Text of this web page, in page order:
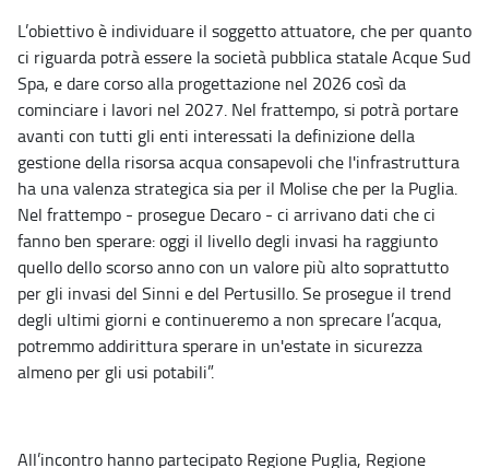
L’obiettivo è individuare il soggetto attuatore, che per quanto
ci riguarda potrà essere la società pubblica statale Acque Sud
Spa, e dare corso alla progettazione nel 2026 così da
cominciare i lavori nel 2027. Nel frattempo, si potrà portare
avanti con tutti gli enti interessati la definizione della
gestione della risorsa acqua consapevoli che l'infrastruttura
ha una valenza strategica sia per il Molise che per la Puglia.
Nel frattempo - prosegue Decaro - ci arrivano dati che ci
fanno ben sperare: oggi il livello degli invasi ha raggiunto
quello dello scorso anno con un valore più alto soprattutto
per gli invasi del Sinni e del Pertusillo. Se prosegue il trend
degli ultimi giorni e continueremo a non sprecare l’acqua,
potremmo addirittura sperare in un'estate in sicurezza
almeno per gli usi potabili”.
All’incontro hanno partecipato Regione Puglia, Regione